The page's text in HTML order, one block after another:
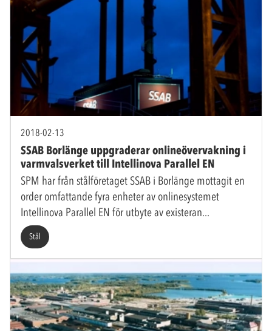
2018-02-13
SSAB Borlänge uppgraderar onlineövervakning i
varmvalsverket till Intellinova Parallel EN
SPM har från stålföretaget SSAB i Borlänge mottagit en
order omfattande fyra enheter av onlinesystemet
Intellinova Parallel EN för utbyte av existeran
Stål